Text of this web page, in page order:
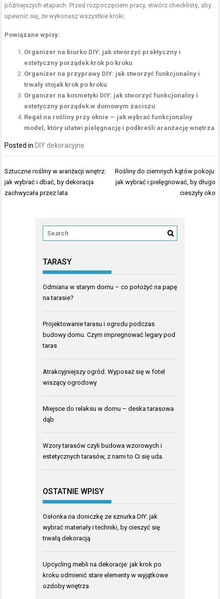
późniejszych etapach. Przed rozpoczęciem pracy, stwórz checklistę, aby
upewnić się, że wykonasz wszystkie kroki.
Powiązane wpisy:
Organizer na biurko DIY: jak stworzyć praktyczny i
estetyczny porządek krok po kroku
Organizer na przyprawy DIY: jak stworzyć funkcjonalny i
trwały stojak krok po kroku
Organizer na kosmetyki DIY: jak stworzyć funkcjonalny i
estetyczny porządek w domowym zaciszu
Regał na rośliny przy oknie — jak wybrać funkcjonalny
model, który ułatwi pielęgnację i podkreśli aranżację wnętrza
Posted in DIY dekoracyjne
Nawigacja
wpisu
Sztuczne rośliny w aranżacji wnętrz:
jak wybrać i dbać, by dekoracja
zachwycała przez lata
Rośliny do ciemnych kątów pokoju:
jak wybrać i pielęgnować, by długo
cieszyły oko
TARASY
Odmiana w starym domu – co położyć na papę
na tarasie?
Projektowanie tarasu i ogrodu podczas
budowy domu. Czym impregnować legary pod
taras
Atrakcyjniejszy ogród. Wyposaż się w fotel
wiszący ogrodowy
Miejsce do relaksu w domu – deska tarasowa
dąb
Wzory tarasów czyli budowa wzorowych i
estetycznych tarasów, z nami to Ci się uda.
OSTATNIE WPISY
Osłonka na doniczkę ze sznurka DIY: jak
wybrać materiały i techniki, by cieszyć się
trwałą dekoracją
Upcycling mebli na dekoracje: jak krok po
kroku odmienić stare elementy w wyjątkowe
ozdoby wnętrza